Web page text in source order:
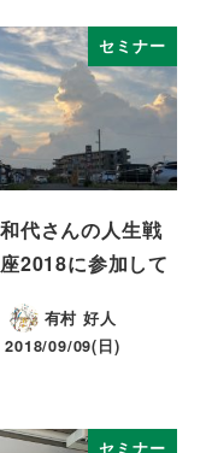
セミナー
代さんの人生戦
2018に参加して
有村 好人
2018/09/09(日)
セミナー